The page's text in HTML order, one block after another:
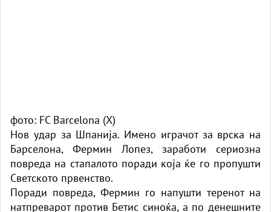
фото: FC Barcelona (X)
Нов удар за Шпанија. Имено играчот за врска на
Барселона, Фермин Лопез, заработи сериозна
повреда на стапалото поради која ќе го пропушти
Светското првенство.
Поради повреда, Фермин го напушти теренот на
натпреварот против Бетис синоќа, а по денешните